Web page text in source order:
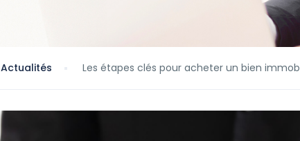
Actualités Les étapes clés pour acheter un bien